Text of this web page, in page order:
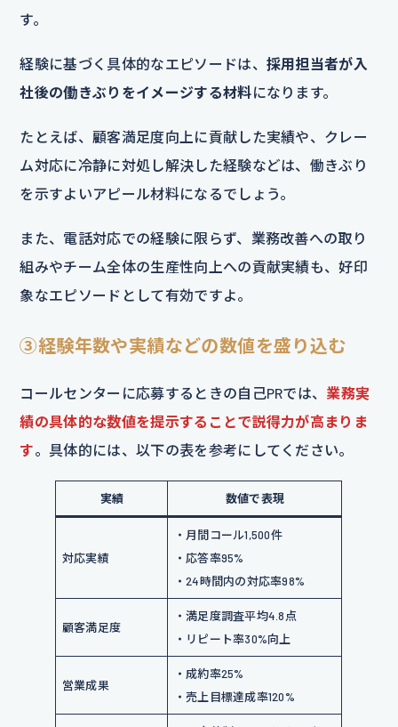
す。
経験に基づく具体的なエピソードは、 採用担当者が入
社後の働きぶりをイメージする材料になります。
たとえば、顧客満足度向上に貢献した実績や、クレー
ム対応に冷静に対処し解決した経験などは、働きぶり
を示すよいアピール材料になるでしょう。
また、電話対応での経験に限らず、業務改善への取り
組みやチーム全体の生産性向上への貢献実績も、好印
象なエピソードとして有効ですよ。
③経験年数や実績などの数値を盛り込む
コールセンターに応募するときの自己PRでは、 業務実
績の具体的な数値を提示することで説得力が高まりま
す。具体的には、以下の表を参考にしてください。
実績 数値で表現
対応実績
・月間コール1,500件
・応答率95%
・24時間内の対応率98%
顧客満足度
・満足度調査平均4.8点
・リピート率30%向上
営業成果
・成約率25%
・売上目標達成率120%